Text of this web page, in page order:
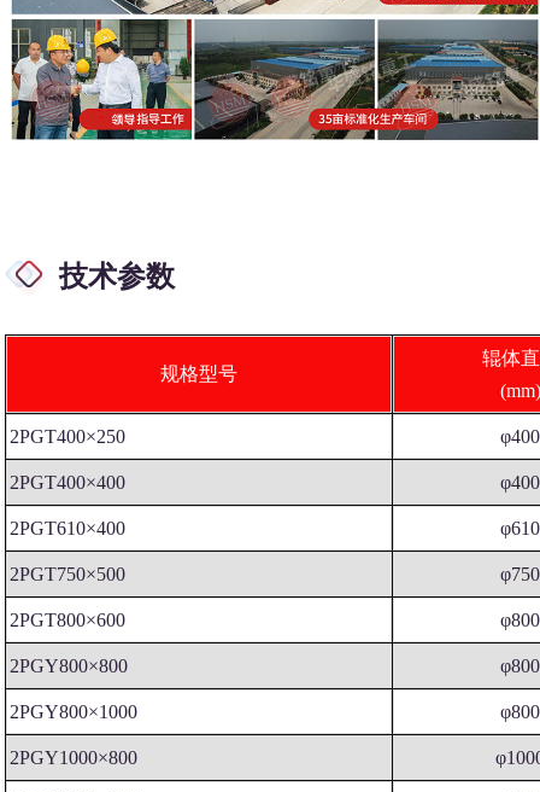
技术参数
规格型号
辊体
(mm)
2PGT400×250 φ400
2PGT400×400 φ400
2PGT610×400 φ610
2PGT750×500 φ750
2PGT800×600 φ800
2PGY800×800 φ800
2PGY800×1000 φ800
2PGY1000×800